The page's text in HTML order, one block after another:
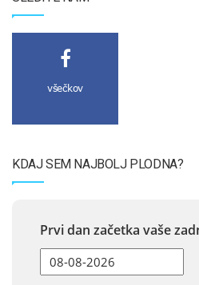
všečkov
KDAJ SEM NAJBOLJ PLODNA?
Prvi dan začetka vaše